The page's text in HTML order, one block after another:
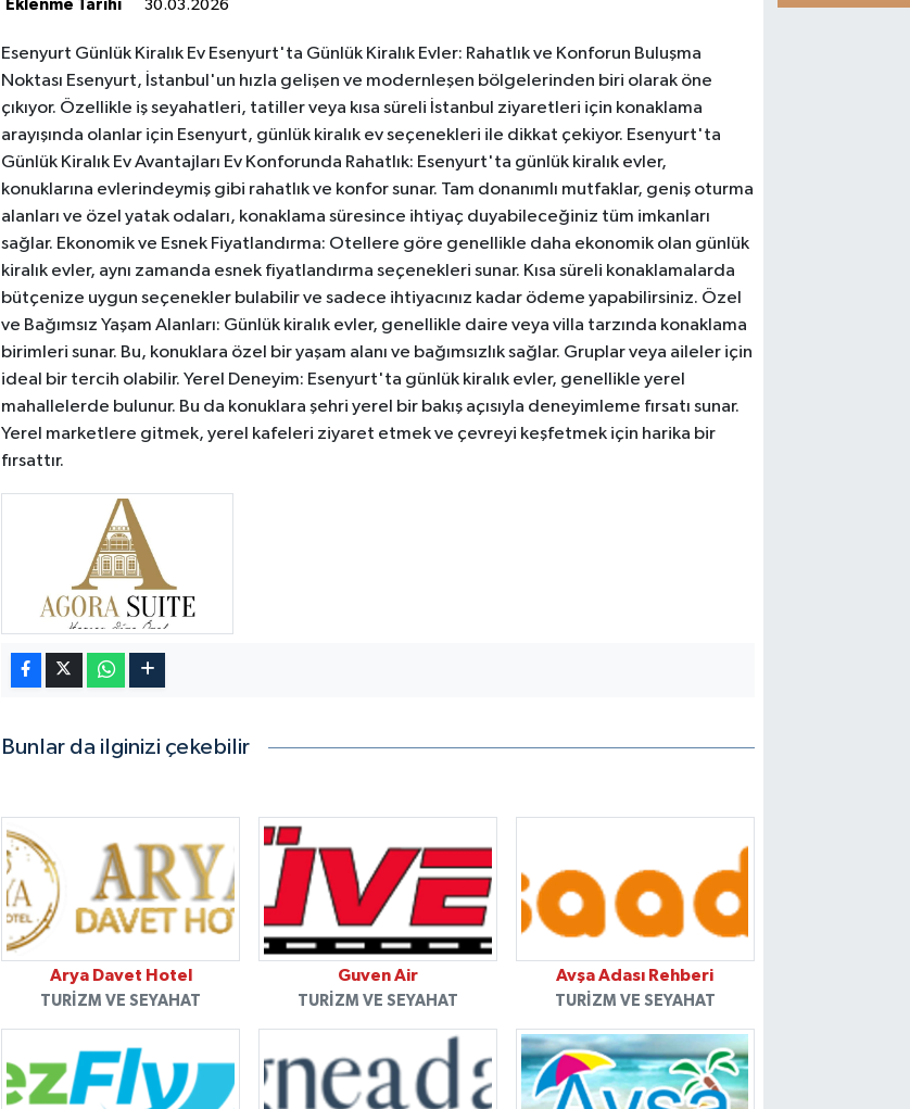
Eklenme Tarihi 30.03.2026
Esenyurt Günlük Kiralık Ev Esenyurt'ta Günlük Kiralık Evler: Rahatlık ve Konforun Buluşma
Noktası Esenyurt, İstanbul'un hızla gelişen ve modernleşen bölgelerinden biri olarak öne
çıkıyor. Özellikle iş seyahatleri, tatiller veya kısa süreli İstanbul ziyaretleri için konaklama
arayışında olanlar için Esenyurt, günlük kiralık ev seçenekleri ile dikkat çekiyor. Esenyurt'ta
Günlük Kiralık Ev Avantajları Ev Konforunda Rahatlık: Esenyurt'ta günlük kiralık evler,
konuklarına evlerindeymiş gibi rahatlık ve konfor sunar. Tam donanımlı mutfaklar, geniş oturma
alanları ve özel yatak odaları, konaklama süresince ihtiyaç duyabileceğiniz tüm imkanları
sağlar. Ekonomik ve Esnek Fiyatlandırma: Otellere göre genellikle daha ekonomik olan günlük
kiralık evler, aynı zamanda esnek fiyatlandırma seçenekleri sunar. Kısa süreli konaklamalarda
bütçenize uygun seçenekler bulabilir ve sadece ihtiyacınız kadar ödeme yapabilirsiniz. Özel
ve Bağımsız Yaşam Alanları: Günlük kiralık evler, genellikle daire veya villa tarzında konaklama
birimleri sunar. Bu, konuklara özel bir yaşam alanı ve bağımsızlık sağlar. Gruplar veya aileler için
ideal bir tercih olabilir. Yerel Deneyim: Esenyurt'ta günlük kiralık evler, genellikle yerel
mahallelerde bulunur. Bu da konuklara şehri yerel bir bakış açısıyla deneyimleme fırsatı sunar.
Yerel marketlere gitmek, yerel kafeleri ziyaret etmek ve çevreyi keşfetmek için harika bir
fırsattır.
Bunlar da ilginizi çekebilir
Arya Davet Hotel
TURIZM VE SEYAHAT
Guven Air
TURIZM VE SEYAHAT
Avşa Adası Rehberi
TURIZM VE SEYAHAT